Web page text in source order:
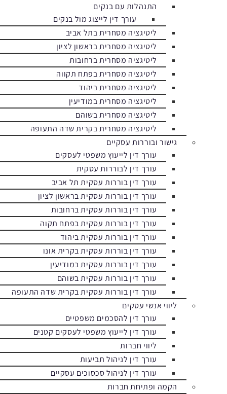
התנהלות עם בנקים
עורך דין לייצוג מול בנקים
ליטיגציה מסחרית בתל אביב
ליטיגציה מסחרית בראשון לציון
ליטיגציה מסחרית ברחובות
ליטיגציה מסחרית בפתח תקווה
ליטיגציה מסחרית ביהוד
ליטיגציה מסחרית במודיעין
ליטיגציה מסחרית בשוהם
ליטיגציה מסחרית בקרית שדה התעופה
גישור ובוררות עסקיים
עורך דין לייעוץ משפטי לעסקים
עורך דין לבוררות עסקית
עורך דין בוררות עסקית תל אביב
עורך דין בוררות עסקית בראשון לציון
עורך דין בוררות עסקית ברחובות
עורך דין בוררות עסקית בפתח תקוה
עורך דין בוררות עסקית ביהוד
עורך דין בוררות עסקית בקרית אונו
עורך דין בוררות עסקית במודיעין
עורך דין בוררות עסקית בשוהם
עורך דין בוררות עסקית בקרית שדה התעופה
ליווי אנשי עסקים
עורך דין להסכמים משפטיים
עורך דין לייעוץ משפטי לעסקים קטנים
ליווי חברות
עורך דין לניהול תביעות
עורך דין לניהול סכסוכים עסקיים
הקמה ופתיחת חברות